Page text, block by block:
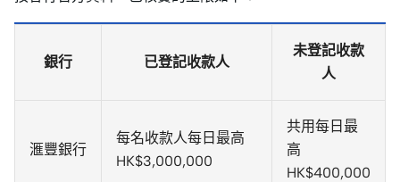
銀行 已登記收款人
未登記收款
人
滙豐銀行
每名收款人每日最高
HK$3,000,000
共用每日最
高
HK$400,000